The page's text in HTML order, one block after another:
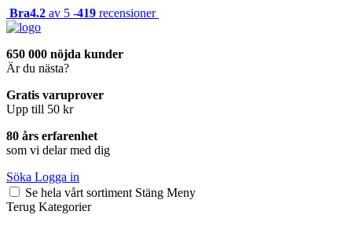
Bra4.2 av 5 -419 recensioner
650 000 nöjda kunder
Är du nästa?
Gratis varuprover
Upp till 50 kr
80 års erfarenhet
som vi delar med dig
Söka Logga in
Se hela vårt sortiment Stäng Meny
Terug Kategorier